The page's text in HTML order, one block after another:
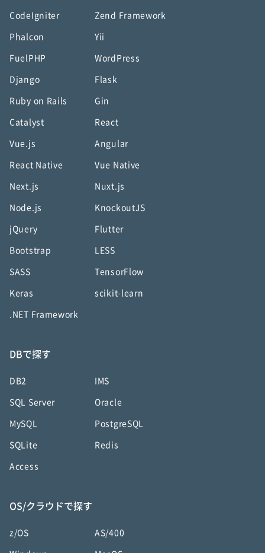
CodeIgniter Zend Framework
Phalcon Yii
FuelPHP WordPress
Django Flask
Ruby on Rails Gin
Catalyst React
Vue.js Angular
React Native Vue Native
Next.js Nuxt.js
Node.js KnockoutJS
jQuery Flutter
Bootstrap LESS
SASS TensorFlow
Keras scikit-learn
.NET Framework
DBで探す
DB2 IMS
SQL Server Oracle
MySQL PostgreSQL
SQLite Redis
Access
OS/クラウドで探す
z/OS AS/400